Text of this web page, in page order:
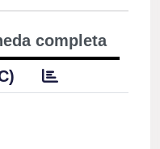
completa